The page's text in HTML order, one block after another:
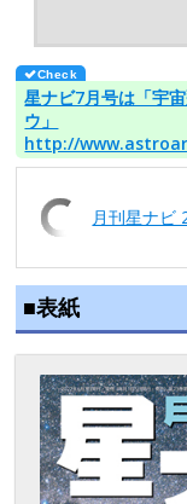
星ナビ7月号は「宇
ウ」
http://
月刊星ナビ
■表紙